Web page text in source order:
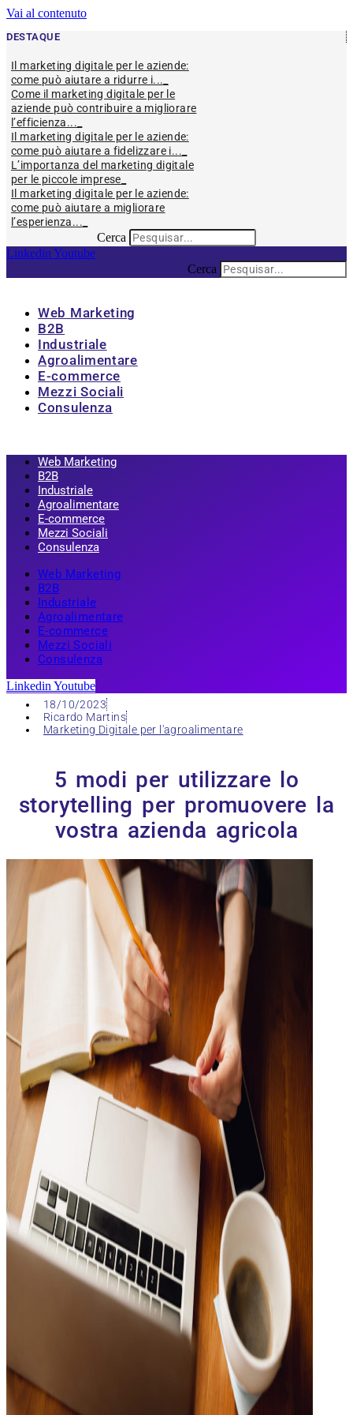
Vai al contenuto
DESTAQUE
Il marketing digitale per le aziende:
come può aiutare a ridurre i...
Come il marketing digitale per le
aziende può contribuire a migliorare
l’efficienza...
Il marketing digitale per le aziende:
come può aiutare a fidelizzare i...
L’importanza del marketing digitale
per le piccole imprese
Il marketing digitale per le aziende:
come può aiutare a migliorare
l’esperienza...
Cerca
Linkedin Youtube
Cerca
Web Marketing
B2B
Industriale
Agroalimentare
E-commerce
Mezzi Sociali
Consulenza
Web Marketing
B2B
Industriale
Agroalimentare
E-commerce
Mezzi Sociali
Consulenza
Web Marketing
B2B
Industriale
Agroalimentare
E-commerce
Mezzi Sociali
Consulenza
Linkedin Youtube
18/10/2023
Ricardo Martins
Marketing Digitale per l'agroalimentare
5 modi per utilizzare lo
storytelling per promuovere la
vostra azienda agricola